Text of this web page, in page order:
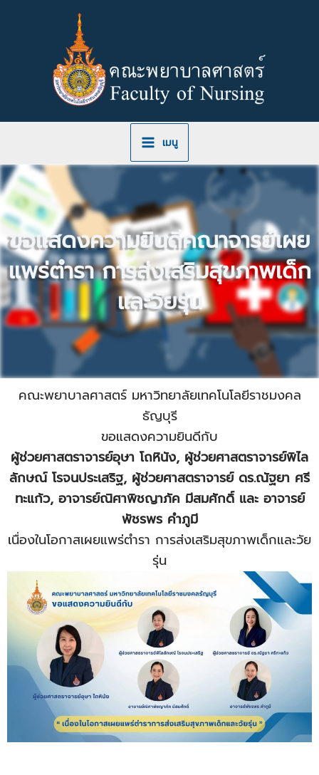
เมนู
ขอแสดงความยินดีคณาจารย์เผย
แพร่ตำรา การส่งเสริมสุขภาพเด็ก
และวัยรุ่น
คณะพยาบาลศาสตร์ มหาวิทยาลัยเทคโนโลยีราชมงคล
ธัญบุรี
ขอแสดงความยินดีกับ
ผู้ช่วยศาสตราจารย์อุษา โถหินัง, ผู้ช่วยศาสตราจารย์พิไล
ลักษณ์ โรจนประเสริฐ, ผู้ช่วยศาสตราจารย์ ดร.ณัฐยา ศรี
ทะแก้ว, อาจารย์ณิศาพิชญาภัค มีสมศักดิ์ และ อาจารย์
พัชรพร คำภูมี
เนื่องในโอกาสเผยแพร่ตำรา การส่งเสริมสุขภาพเด็กและวัย
รุ่น